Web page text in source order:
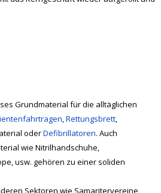
Grundmaterial für die alltäglichen
,Rettungsbrett,
oderDefibrillatoren. Auch
wie Nitrilhandschuhe,
usw. gehören zu einer soliden
Sektoren wie Samaritervereine,